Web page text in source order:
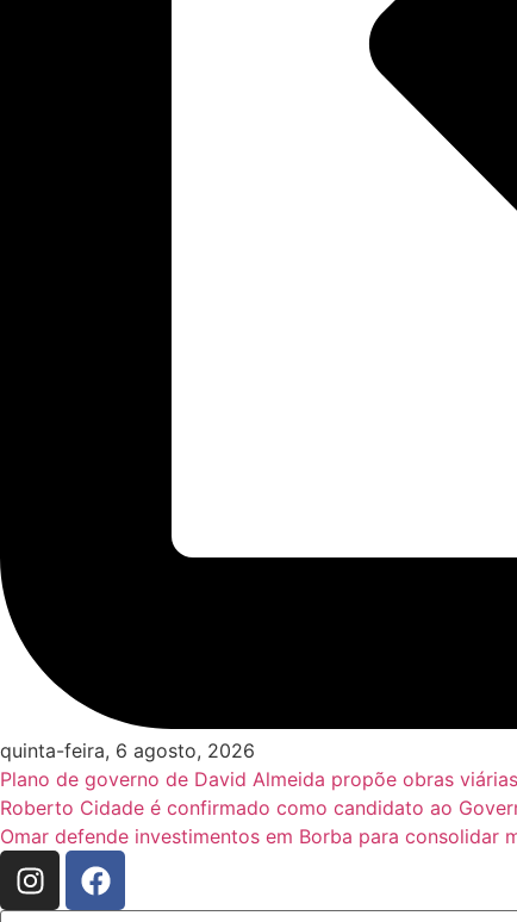
quinta-feira, 6 agosto, 2026
Plano de governo de David Almeida propõe obras
Roberto Cidade é confirmado como candidato ao
Omar defende investimentos em Borba para consolidar